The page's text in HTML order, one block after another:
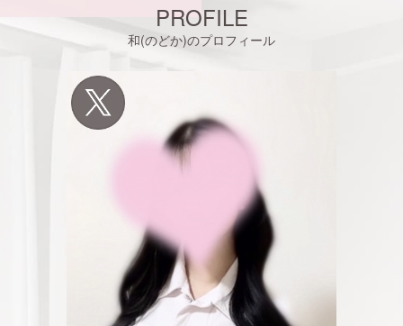
PROFILE
和(のどか)のプロフィール